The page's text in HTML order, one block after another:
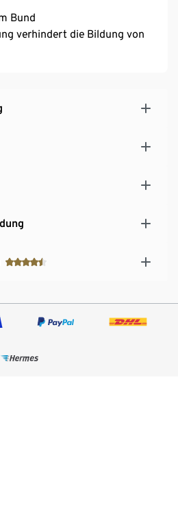
Bund
verhindert die Bildung von